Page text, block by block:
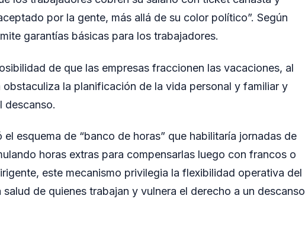
por la gente, más allá de su color político”. Según
garantías básicas para los trabajadores.
de que las empresas fraccionen las vacaciones, al
la planificación de la vida personal y familiar y
descanso.
el esquema de “banco de horas” que habilitaría jornadas de
horas extras para compensarlas luego con francos o
este mecanismo privilegia la flexibilidad operativa del
de quienes trabajan y vulnera el derecho a un descanso